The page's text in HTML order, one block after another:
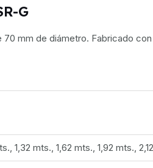
G
mm de diámetro. Fabricado
1,32 mts., 1,62 mts., 1,92 mts.,